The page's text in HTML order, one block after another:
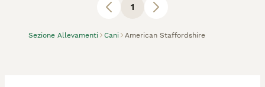
Sezione Allevamenti Cani American Staffordshire
vita adeguato alle loro necessità. Selezioniamo le
1